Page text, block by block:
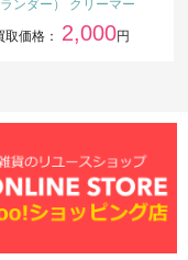
ンダー） クリーマー
取価格： 2,000円